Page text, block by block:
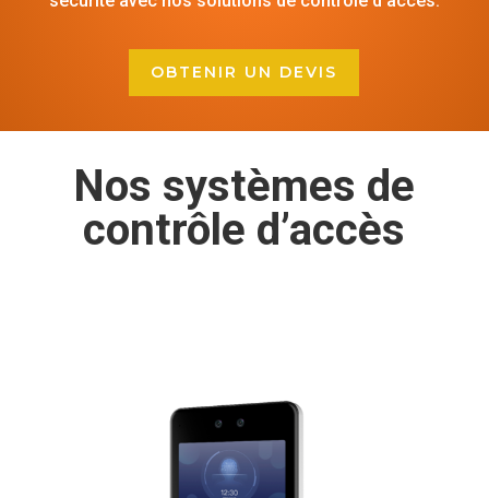
OBTENIR UN DEVIS
Nos systèmes de
contrôle d’accès